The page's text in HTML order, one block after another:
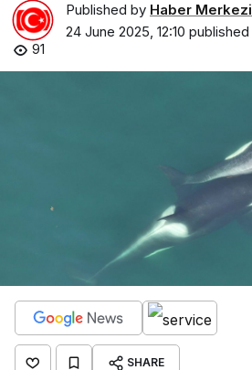
Published by Haber Merkezi
24 June 2025, 12:10 published
91
SHARE